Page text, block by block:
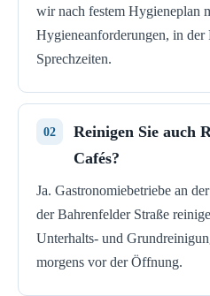
wir nach festem Hygieneplan
Hygieneanforderungen, in der
Sprechzeiten.
Reinigen Sie auch
Cafés?
Ja. Gastronomiebetriebe an
der Bahrenfelder Straße
Unterhalts- und
morgens vor der Öffnung.